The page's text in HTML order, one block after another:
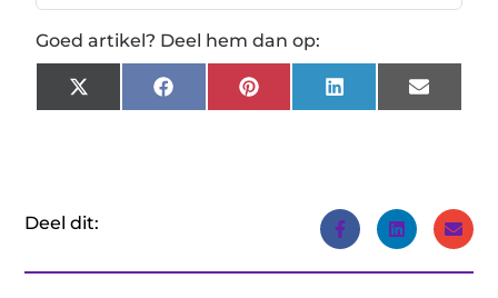
Goed artikel? Deel hem dan op:
X
(Twitter)
FacebookPinterestLinkedInEmail
Deel dit: